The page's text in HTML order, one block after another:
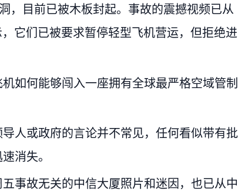
，目前已被木板封起。事故的震撼视频已从
它们已被要求暂停轻型飞机营运，但拒绝进
如何能够闯入一座拥有全球最严格空域管制
人或政府的言论并不常见，任何看似带有批
消失。
事故无关的中信大厦照片和迷因，也已从中